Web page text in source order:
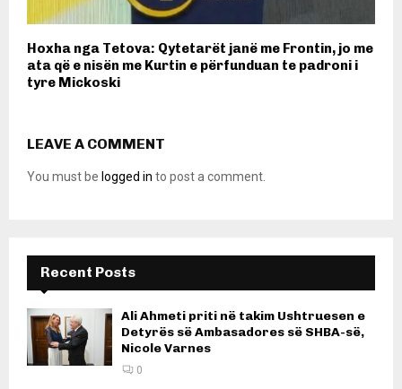
Hoxha nga Tetova: Qytetarët janë me Frontin, jo me
ata që e nisën me Kurtin e përfunduan te padroni i
tyre Mickoski
LEAVE A COMMENT
You must be logged in to post a comment.
Recent Posts
Ali Ahmeti priti në takim Ushtruesen e
Detyrës së Ambasadores së SHBA-së,
Nicole Varnes
0